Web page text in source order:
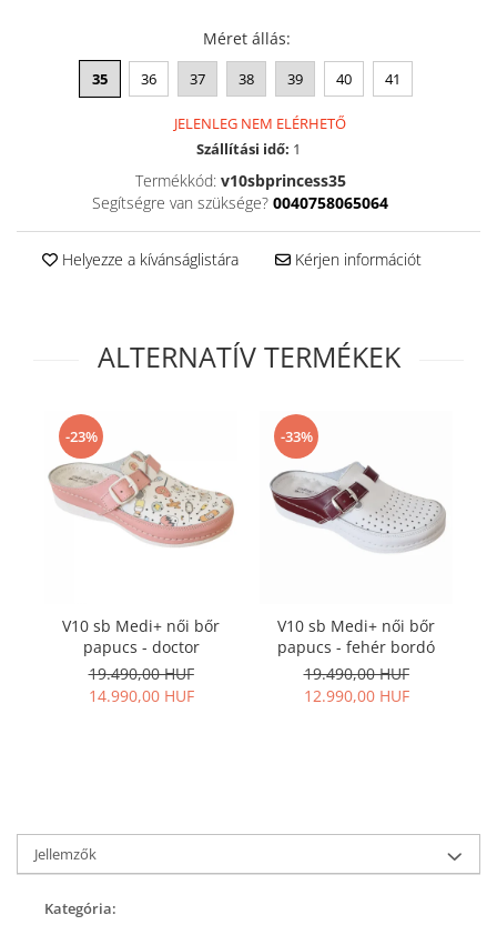
GYEREK SZANDÁL ÉS PAPUCS
STERILIZÁLHATÓ KLUMPA
TÉLI GYAPJÚ PAPUCSOK - női és
KIVEHETŐ TALPBETÉTES KLUMPA
BÜTYKÖS LÁBRA VALÓ PAPUCS
rendelkező termék
Méret állás:
35 36 37 38 39 40 41
JELENLEG NEM ELÉRHETŐ
Szállítási idő: 1
Termékkód: v10sbprincess35
Segítségre van szüksége? 0040758065064
Helyezze a kívánságlistára Kérjen információt
ALTERNATÍV TERMÉKEK
-23%
V10 sb Medi+ női bőr
papucs - doctor
19.490,00 HUF
14.990,00 HUF
-33%
V10 sb Medi+ női bőr
papucs - fehér bordó
19.490,00 HUF
12.990,00 HUF
Jellemzők
Kategória: